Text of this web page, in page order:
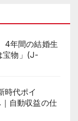
4年間の結婚生
宝物」(J-
時代ポイ
自動収益の仕